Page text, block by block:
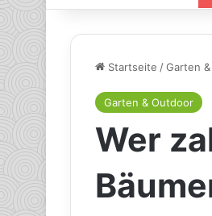
Startseite /Garten
Garten & Outdoor
Wer